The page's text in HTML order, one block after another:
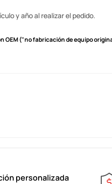
y año al realizar el pedido.
OEM ("no fabricación de equipo
personalizada